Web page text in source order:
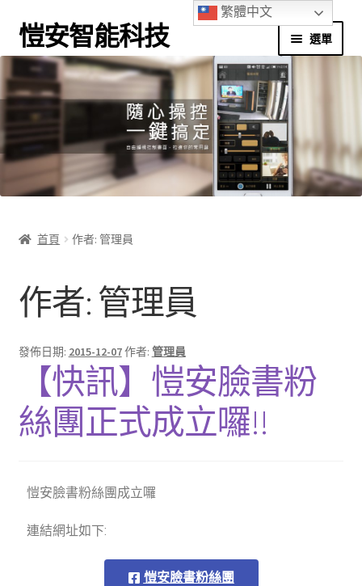
愷安智能科技 選單
首頁
別墅應用
商辦應用
實境體驗館
應用程式下載
燦坤專區
產品介紹
首頁 作者: 管理員
作者: 管理員
發佈日期: 2015-12-07作者: 管理員
【快訊】愷安臉書粉
絲團正式成立囉!!
愷安臉書粉絲團成立囉
連結網址如下:
愷安臉書粉絲團
繁體中文